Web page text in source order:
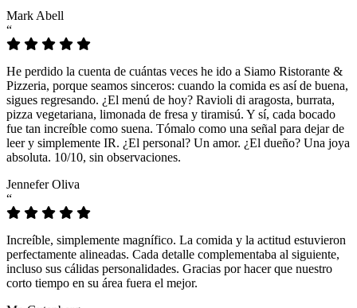
Mark Abell
“
He perdido la cuenta de cuántas veces he ido a Siamo Ristorante &
Pizzeria, porque seamos sinceros: cuando la comida es así de buena,
sigues regresando. ¿El menú de hoy? Ravioli di aragosta, burrata,
pizza vegetariana, limonada de fresa y tiramisú. Y sí, cada bocado
fue tan increíble como suena. Tómalo como una señal para dejar de
leer y simplemente IR. ¿El personal? Un amor. ¿El dueño? Una joya
absoluta. 10/10, sin observaciones.
Jennefer Oliva
“
Increíble, simplemente magnífico. La comida y la actitud estuvieron
perfectamente alineadas. Cada detalle complementaba al siguiente,
incluso sus cálidas personalidades. Gracias por hacer que nuestro
corto tiempo en su área fuera el mejor.